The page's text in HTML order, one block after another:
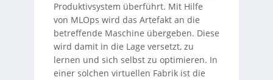
Produktivsystem überführt. Mit Hilfe
von MLOps wird das Artefakt an die
betreffende Maschine übergeben. Diese
wird damit in die Lage versetzt, zu
lernen und sich selbst zu optimieren. In
einer solchen virtuellen Fabrik ist die